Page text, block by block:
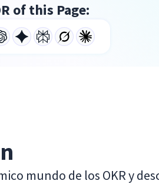
of this Page:
mundo de los OKR y